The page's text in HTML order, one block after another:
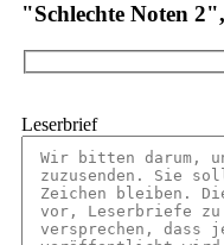
"Schlechte Noten
Leserbrief